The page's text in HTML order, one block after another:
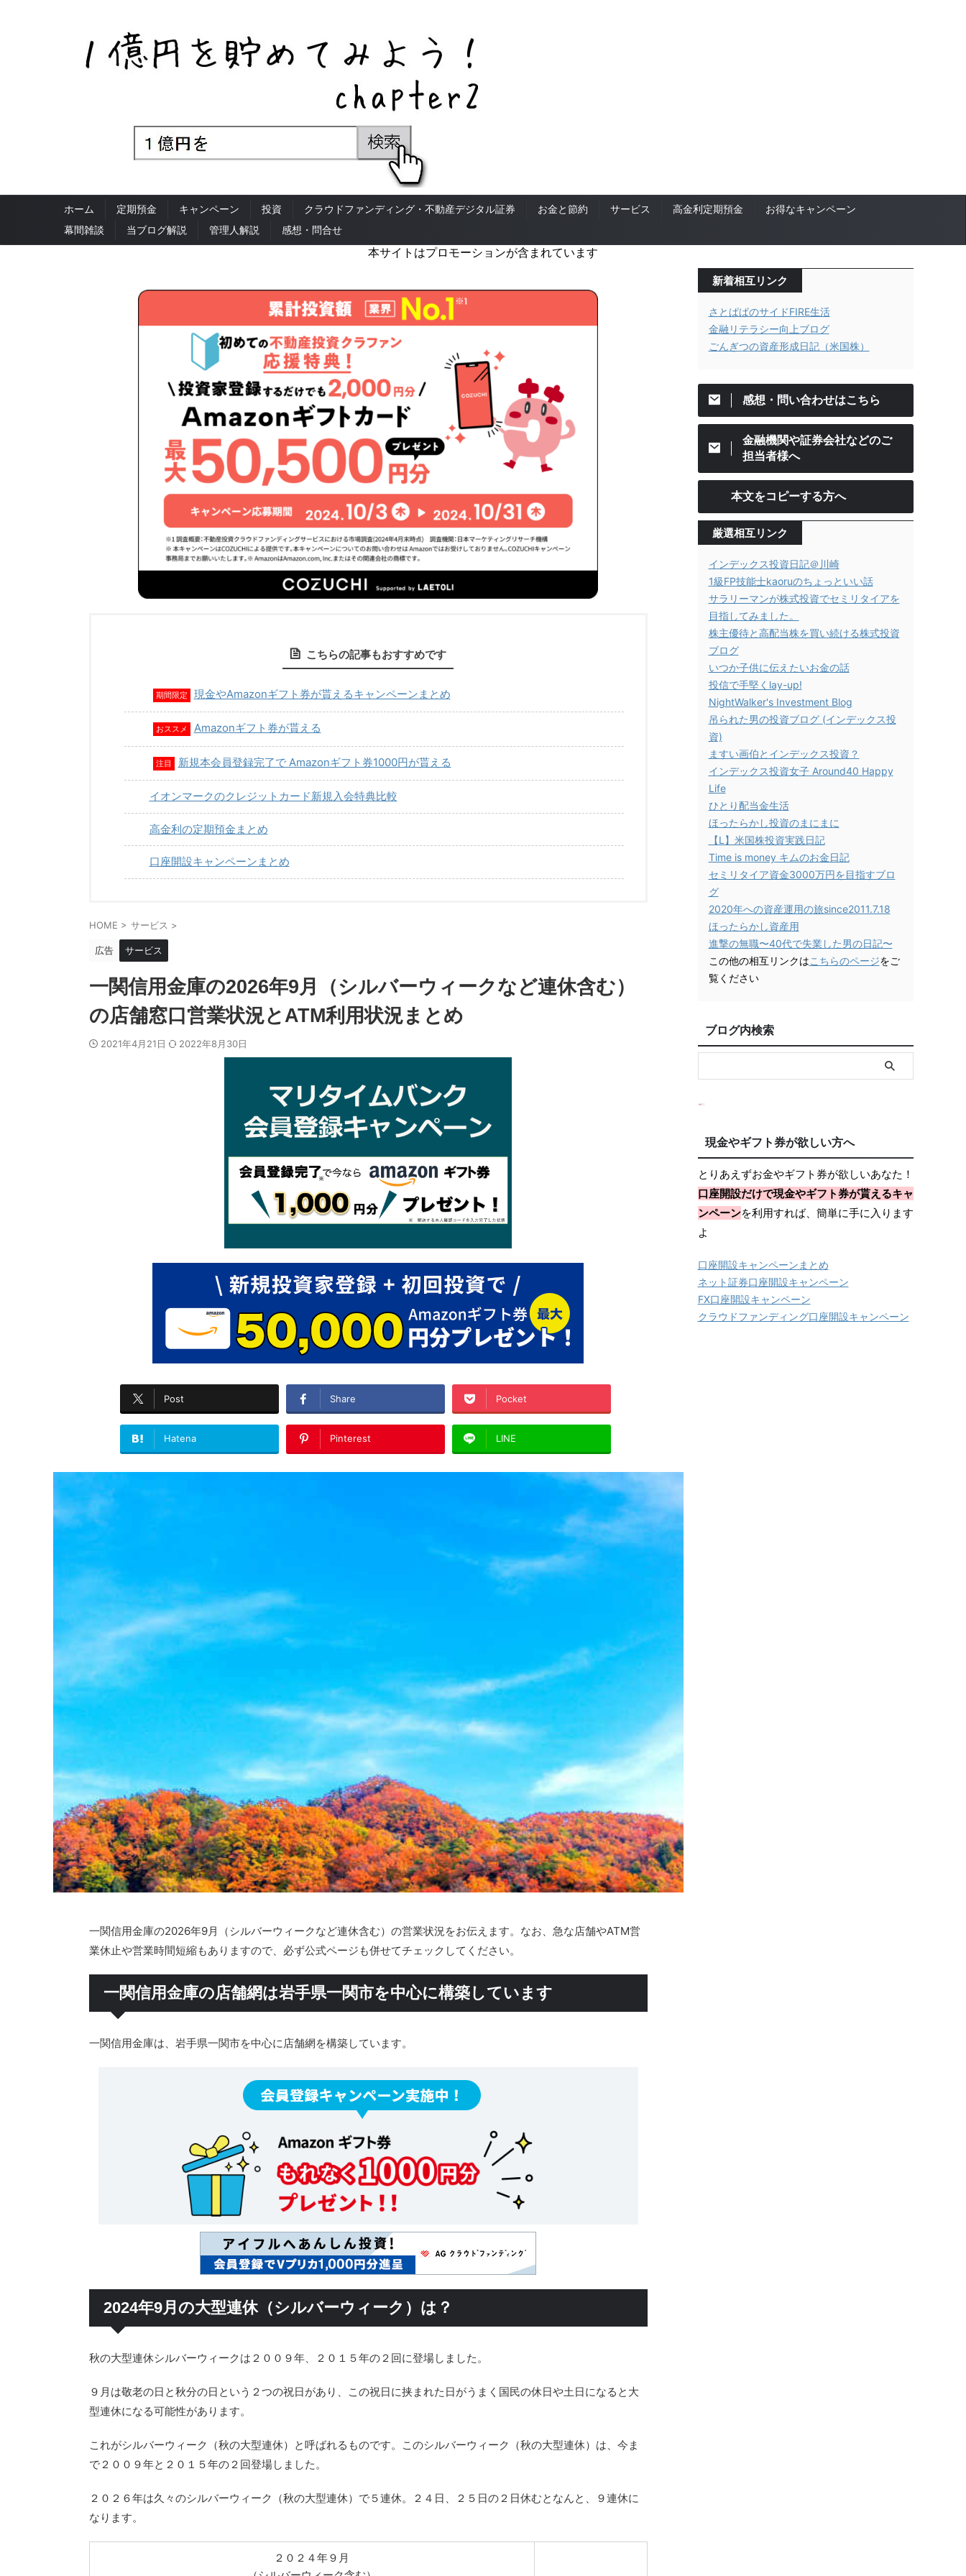
ホーム 定期預金 キャンペーン 投資 クラウドファンディング・不動産デジタル証券 お金と節約 サービス 高金利定期預金
お得なキャンペーン
幕間雑談
当ブログ解説 管理人解説 感想・問合せ
本サイトはプロモーションが含まれています
こちらの記事もおすすめです
期間限定 現金やAmazonギフト券が貰えるキャンペーンまとめ
おススメ Amazonギフト券が貰える
注目 新規本会員登録完了で Amazonギフト券1000円が貰える
イオンマークのクレジットカード新規入会特典比較
高金利の定期預金まとめ
口座開設キャンペーンまとめ
HOME > サービス >
広告 サービス
一関信用金庫の2026年9月（シルバーウィークなど連休含む）
の店舗窓口営業状況とATM利用状況まとめ
2021年4月21日 2022年8月30日
Post Share Pocket
Hatena Pinterest LINE
一関信用金庫の2026年9月（シルバーウィークなど連休含む）の営業状況をお伝えます。なお、急な店舗やATM営
業休止や営業時間短縮もありますので、必ず公式ページも併せてチェックしてください。
一関信用金庫の店舗網は岩手県一関市を中心に構築しています
一関信用金庫は、岩手県一関市を中心に店舗網を構築しています。
2024年9月の大型連休（シルバーウィーク）は？
秋の大型連休シルバーウィークは２００９年、２０１５年の２回に登場しました。
９月は敬老の日と秋分の日という２つの祝日があり、この祝日に挟まれた日がうまく国民の休日や土日になると大
型連休になる可能性があります。
これがシルバーウィーク（秋の大型連休）と呼ばれるものです。このシルバーウィーク（秋の大型連休）は、今ま
で２００９年と２０１５年の２回登場しました。
２０２６年は久々のシルバーウィーク（秋の大型連休）で５連休。２４日、２５日の２日休むとなんと、９連休に
なります。
２０２４年９月
新着相互リンク
さとぱぱのサイドFIRE生活
金融リテラシー向上ブログ
ごんぎつの資産形成日記（米国株）
感想・問い合わせはこちら
金融機関や証券会社などのご
担当者様へ
本文をコピーする方へ
厳選相互リンク
インデックス投資日記＠川崎
1級FP技能士kaoruのちょっといい話
サラリーマンが株式投資でセミリタイアを
目指してみました。
株主優待と高配当株を買い続ける株式投資
ブログ
いつか子供に伝えたいお金の話
投信で手堅くlay-up!
NightWalker's Investment Blog
吊られた男の投資ブログ (インデックス投
資)
ますい画伯とインデックス投資？
インデックス投資女子 Around40 Happy
Life
ひとり配当金生活
ほったらかし投資のまにまに
【L】米国株投資実践日記
Time is money キムのお金日記
セミリタイア資金3000万円を目指すブロ
グ
2020年への資産運用の旅since2011.7.18
ほったらかし資産用
進撃の無職〜40代で失業した男の日記〜
この他の相互リンクはこちらのページをご
覧ください
ブログ内検索
現金やギフト券が欲しい方へ
とりあえずお金やギフト券が欲しいあなた！
口座開設だけで現金やギフト券が貰えるキャ
ンペーンを利用すれば、簡単に手に入ります
よ
口座開設キャンペーンまとめ
ネット証券口座開設キャンペーン
FX口座開設キャンペーン
クラウドファンディング口座開設キャンペーン